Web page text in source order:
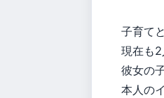
子育て
現在も2
彼女の
本人の